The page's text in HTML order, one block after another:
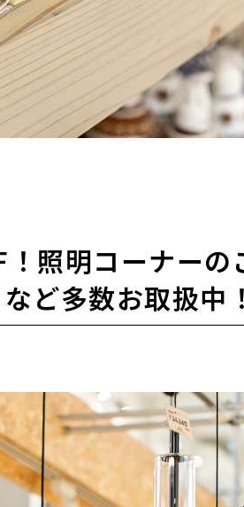
照明コーナーの
ど多数お取扱中！